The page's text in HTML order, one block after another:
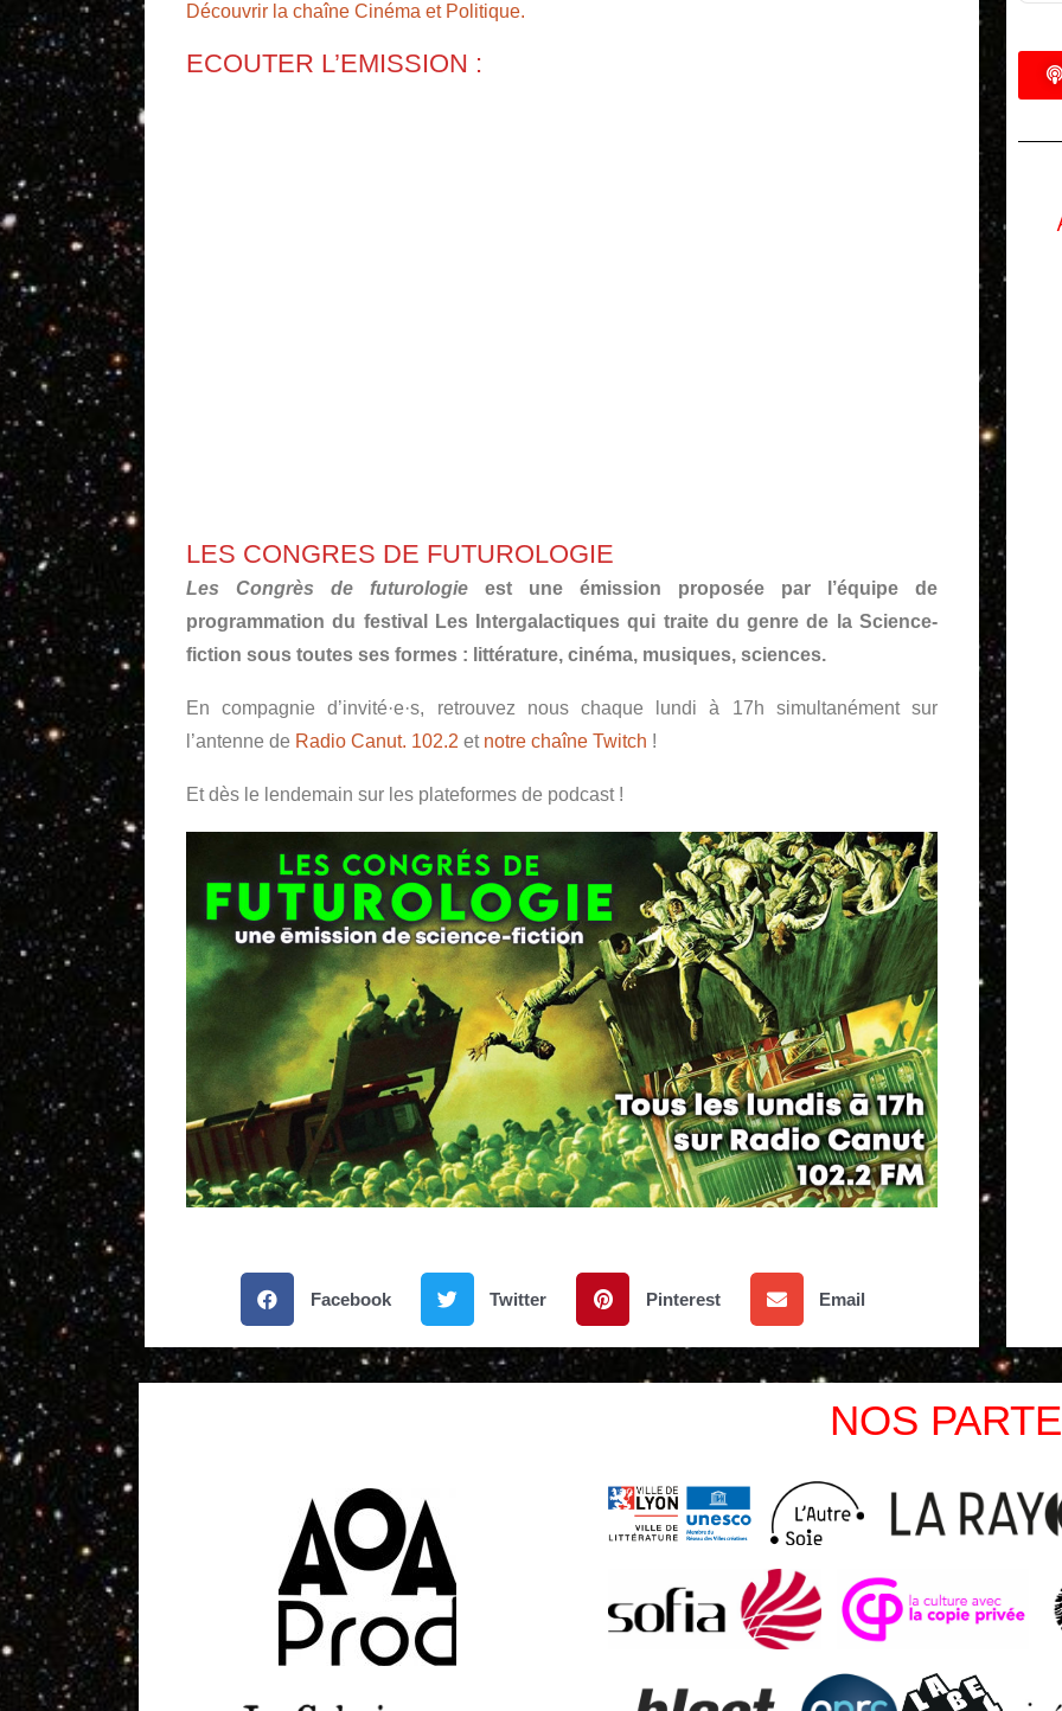
Découvrir la chaîne Cinéma et Politique.
ECOUTER L’EMISSION :
LES CONGRES DE FUTUROLOGIE
Les Congrès de futurologie est une émission proposée par l’équipe de
programmation du festival Les Intergalactiques qui traite du genre de la Science-
fiction sous toutes ses formes : littérature, cinéma, musiques, sciences.
En compagnie d’invité·e·s, retrouvez nous chaque lundi à 17h simultanément sur
l’antenne de Radio Canut. 102.2 et notre chaîne Twitch !
Et dès le lendemain sur les plateformes de podcast !
Facebook Twitter Pinterest Email
NOS